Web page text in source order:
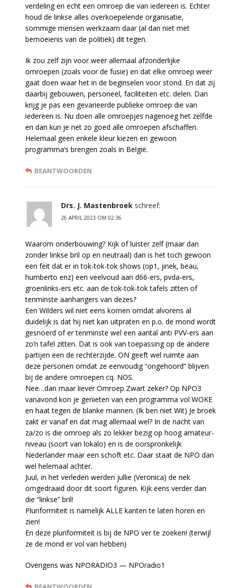
verdeling en echt een omroep die van iedereen is. Echter
houd de linkse alles overkoepelende organisatie,
sommige mensen werkzaam daar (al dan niet met
bemoeienis van de politiek) dit tegen.
Ik zou zelf zijn voor weer allemaal afzonderlijke
omroepen (zoals voor de fusie) en dat elke omroep weer
gaat doen waar het in de beginselen voor stond. En dat zij
daarbij gebouwen, personeel, faciliteiten etc. delen. Dan
krijg je pas een gevarieerde publieke omroep die van
iedereen is. Nu doen alle omroepjes nagenoeg het zelfde
en dan kun je net zo goed alle omroepen afschaffen.
Helemaal geen enkele kleur kiezen en gewoon
programma’s brengen zoals in België.
BEANTWOORDEN
Drs. J. Mastenbroek schreef:
26 APRIL 2023 OM 02:36
Waarom onderbouwing? Kijk of luister zelf (maar dan
zonder linkse bril op en neutraal) dan is het toch gewoon
een feit dat er in tok-tok-tok shows (op1, jinek, beau,
humberto enz) een veelvoud aan d66-ers, pvda-ers,
groenlinks-ers etc. aan de tok-tok-tok tafels zitten of
tenminste aanhangers van dezes?
Een Wilders wil niet eens komen omdat alvorens al
duidelijk is dat hij niet kan uitpraten en p.o. de mond wordt
gesnoerd of er tenminste wel een aantal anti PVV-ers aan
zo’n tafel zitten. Dat is ook van toepassing op de andere
partijen een de rechterzijde. ON geeft wel ruimte aan
deze personen omdat ze eenvoudig “ongehoord” blijven
bij de andere omroepen cq. NOS.
Nee…dan maar liever Omroep Zwart zeker? Op NPO3
vanavond kon je genieten van een programma vol WOKE
en haat tegen de blanke mannen. (Ik ben niet Wit) Je broek
zakt er vanaf en dat mag allemaal wel? In de nacht van
za/zo is die omroep als zo lekker bezig op hoog amateur-
niveau (soort van lokalo) en is de oorspronkelijk
Nederlander maar een schoft etc. Daar staat de NPO dan
wel helemaal achter.
Juul, in het verleden werden jullie (Veronica) de nek
omgedraaid door dit soort figuren. Kijk eens verder dan
die “linkse” bril!
Pluriformiteit is namelijk ALLE kanten te laten horen en
zien!
En deze pluriformiteit is bij de NPO ver te zoeken! (terwijl
ze de mond er vol van hebben)
Overigens was NPORADIO3 — NPOradio1